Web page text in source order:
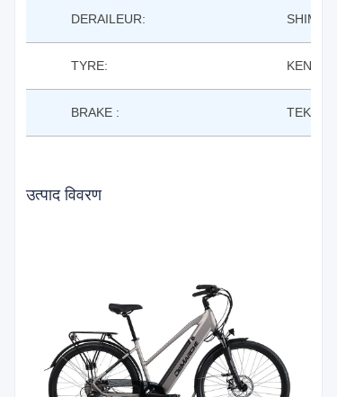
DERAILEUR:
TYRE: KENDA
BRAKE :
उत्पाद विवरण